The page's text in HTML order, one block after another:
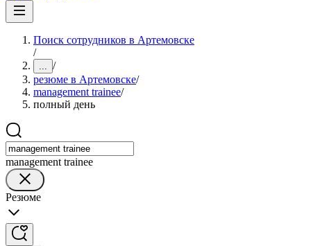
Поиск сотрудников в Артемовске
/
... /
резюме в Артемовске/
management trainee/
полный день
management trainee
Резюме